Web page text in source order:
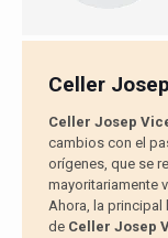
Celler
Celler Josep
cambios con el
orígenes, que se
mayoritariamente
Ahora, la principal
de Celler Josep